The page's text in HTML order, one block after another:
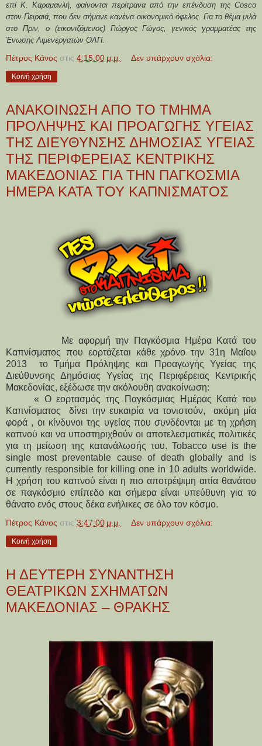
επί Κ. Καραμανλή, φαίνονται περίτρανα από την επένδυση της Cosco
στον Πειραιά, που δεν σήμανε κανένα οικονομικό όφελος. Για το θέμα μιλά
στο Πριν, ο (εικονιζόμενος) Γιώργος Γώγος, γενικός γραμματέας της
Ένωσης Λιμενεργατών ΟΛΠ.
Πέτρος Κάνος στις 4:15:00 μ.μ. Δεν υπάρχουν σχόλια:
Κοινή χρήση
ΑΝΑΚΟΙΝΩΣΗ ΑΠΟ ΤΟ ΤΜΗΜΑ
ΠΡΟΛΗΨΗΣ ΚΑΙ ΠΡΟΑΓΩΓΗΣ ΥΓΕΙΑΣ
ΤΗΣ ΔΙΕΥΘΥΝΣΗΣ ΔΗΜΟΣΙΑΣ ΥΓΕΙΑΣ
ΤΗΣ ΠΕΡΙΦΕΡΕΙΑΣ ΚΕΝΤΡΙΚΗΣ
ΜΑΚΕΔΟΝΙΑΣ ΓΙΑ ΤΗΝ ΠΑΓΚΟΣΜΙΑ
ΗΜΕΡΑ ΚΑΤΑ ΤΟΥ ΚΑΠΝΙΣΜΑΤΟΣ
Με αφορμή την Παγκόσμια Ημέρα Κατά του
Καπνίσματος που εορτάζεται κάθε χρόνο την 31η Μαΐου
2013
το Τμήμα Πρόληψης και Προαγωγής Υγείας της
Διεύθυνσης Δημόσιας Υγείας της Περιφέρειας Κεντρικής
Μακεδονίας, εξέδωσε την ακόλουθη ανακοίνωση:
« O εορτασμός της Παγκόσμιας Ημέρας Κατά του
Καπνίσματος
δίνει την ευκαιρία να τονιστούν,
ακόμη μία
φορά , οι κίνδυνοι της υγείας που συνδέονται με τη χρήση
καπνού και να υποστηριχθούν οι αποτελεσματικές πολιτικές
για τη μείωση της κατανάλωσής του. Tobacco use is the
single most preventable cause of death globally and is
currently responsible for killing one in 10 adults worldwide.
Η χρήση του καπνού είναι η πιο αποτρέψιμη αιτία θανάτου
σε παγκόσμιο επίπεδο και σήμερα είναι υπεύθυνη για το
θάνατο ενός στους δέκα ενήλικες σε όλο τον κόσμο.
Πέτρος Κάνος στις 3:47:00 μ.μ. Δεν υπάρχουν σχόλια:
Κοινή χρήση
Η ΔΕΥΤΕΡΗ ΣΥΝΑΝΤΗΣΗ
ΘΕΑΤΡΙΚΩΝ ΣΧΗΜΑΤΩΝ
ΜΑΚΕΔΟΝΙΑΣ – ΘΡΑΚΗΣ